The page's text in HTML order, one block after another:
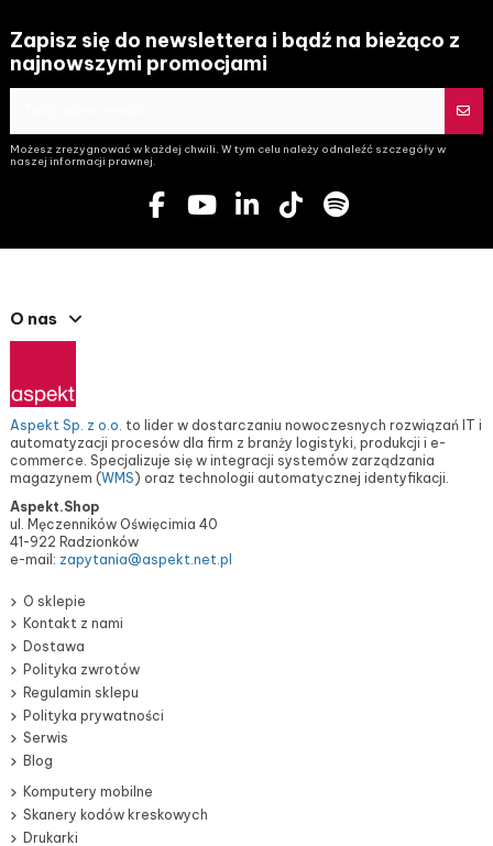
Zapisz się do newslettera i bądź na bieżąco z
najnowszymi promocjami
Możesz zrezygnować w każdej chwili. W tym celu należy odnaleźć szczegóły w
naszej informacji prawnej.
O nas
Aspekt Sp. z o.o. to lider w dostarczaniu nowoczesnych rozwiązań IT i
automatyzacji procesów dla firm z branży logistyki, produkcji i e-
commerce. Specjalizuje się w integracji systemów zarządzania
magazynem (WMS) oraz technologii automatycznej identyfikacji.
Aspekt.Shop
ul. Męczenników Oświęcimia 40
41-922 Radzionków
e-mail: zapytania@aspekt.net.pl
O sklepie
Kontakt z nami
Dostawa
Polityka zwrotów
Regulamin sklepu
Polityka prywatności
Serwis
Blog
Komputery mobilne
Skanery kodów kreskowych
Drukarki